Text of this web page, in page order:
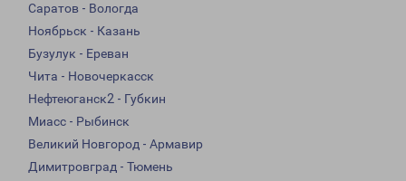
Саратов - Вологда
Ноябрьск - Казань
Бузулук - Ереван
Чита - Новочеркасск
Нефтеюганск2 - Губкин
Миасс - Рыбинск
Великий Новгород - Армавир
Димитровград - Тюмень